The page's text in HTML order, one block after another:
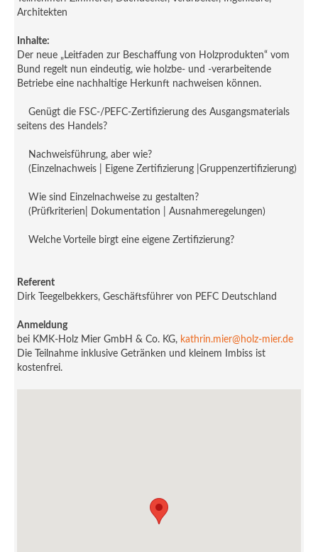
Architekten
Inhalte:
Der neue „Leitfaden zur Beschaffung von Holzprodukten“ vom
Bund regelt nun eindeutig, wie holzbe- und -verarbeitende
Betriebe eine nachhaltige Herkunft nachweisen können.
Genügt die FSC-/PEFC-Zertifizierung des Ausgangsmaterials
seitens des Handels?
Nachweisführung, aber wie?
(Einzelnachweis | Eigene Zertifizierung |Gruppenzertifizierung)
Wie sind Einzelnachweise zu gestalten?
(Prüfkriterien| Dokumentation | Ausnahmeregelungen)
Welche Vorteile birgt eine eigene Zertifizierung?
Referent
Dirk Teegelbekkers, Geschäftsführer von PEFC Deutschland
Anmeldung
bei KMK-Holz Mier GmbH & Co. KG, kathrin.mier@holz-mier.de
Die Teilnahme inklusive Getränken und kleinem Imbiss ist
kostenfrei.